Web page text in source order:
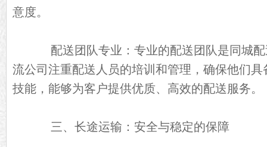
意度。
配送团队专业：专业的配送团队是同城配
流公司注重配送人员的培训和管理，确保他们
技能，能够为客户提供优质、高效的配送服务。
三、长途运输：安全与稳定的保障